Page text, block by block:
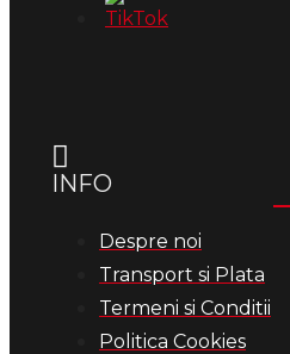
INFO
Despre noi
Transport si Plata
Termeni si Conditii
Politica Cookies